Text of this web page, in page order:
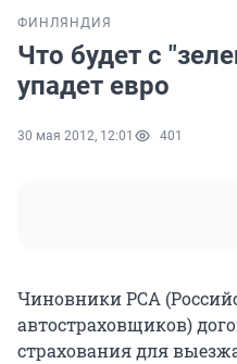
ФИНЛЯНДИЯ
Что будет с
упадет евро
30 мая 2012, 12:01 401
Чиновники РСА
автостраховщиков)
страхования для